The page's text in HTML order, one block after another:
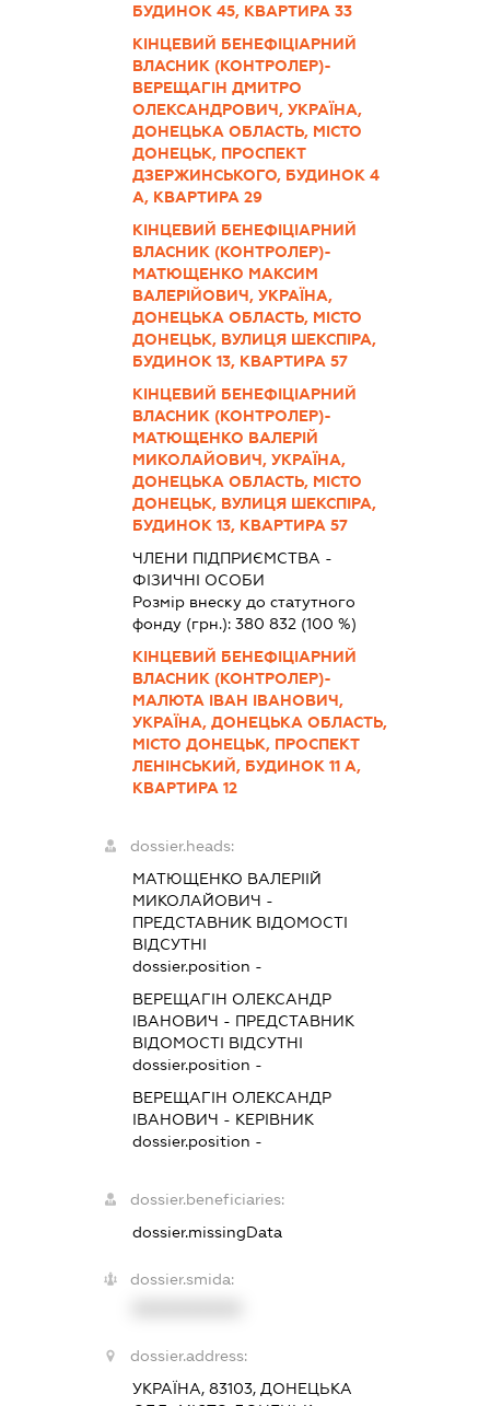
БУДИНОК 45, КВАРТИРА 33
КІНЦЕВИЙ БЕНЕФІЦІАРНИЙ
ВЛАСНИК (КОНТРОЛЕР)-
ВЕРЕЩАГІН ДМИТРО
ОЛЕКСАНДРОВИЧ, УКРАЇНА,
ДОНЕЦЬКА ОБЛАСТЬ, МІСТО
ДОНЕЦЬК, ПРОСПЕКТ
ДЗЕРЖИНСЬКОГО, БУДИНОК 4
А, КВАРТИРА 29
КІНЦЕВИЙ БЕНЕФІЦІАРНИЙ
ВЛАСНИК (КОНТРОЛЕР)-
МАТЮЩЕНКО МАКСИМ
ВАЛЕРІЙОВИЧ, УКРАЇНА,
ДОНЕЦЬКА ОБЛАСТЬ, МІСТО
ДОНЕЦЬК, ВУЛИЦЯ ШЕКСПІРА,
БУДИНОК 13, КВАРТИРА 57
КІНЦЕВИЙ БЕНЕФІЦІАРНИЙ
ВЛАСНИК (КОНТРОЛЕР)-
МАТЮЩЕНКО ВАЛЕРІЙ
МИКОЛАЙОВИЧ, УКРАЇНА,
ДОНЕЦЬКА ОБЛАСТЬ, МІСТО
ДОНЕЦЬК, ВУЛИЦЯ ШЕКСПІРА,
БУДИНОК 13, КВАРТИРА 57
ЧЛЕНИ ПІДПРИЄМСТВА -
ФІЗИЧНІ ОСОБИ
Розмір внеску до статутного
фонду (грн.):380 832 (100 %)
КІНЦЕВИЙ БЕНЕФІЦІАРНИЙ
ВЛАСНИК (КОНТРОЛЕР)-
МАЛЮТА ІВАН ІВАНОВИЧ,
УКРАЇНА, ДОНЕЦЬКА ОБЛАСТЬ,
МІСТО ДОНЕЦЬК, ПРОСПЕКТ
ЛЕНІНСЬКИЙ, БУДИНОК 11 А,
КВАРТИРА 12
dossier.heads:
МАТЮЩЕНКО ВАЛЕРІІЙ
МИКОЛАЙОВИЧ -
ПРЕДСТАВНИК ВІДОМОСТІ
ВІДСУТНІ
dossier.position -
ВЕРЕЩАГІН ОЛЕКСАНДР
ІВАНОВИЧ - ПРЕДСТАВНИК
ВІДОМОСТІ ВІДСУТНІ
dossier.position -
ВЕРЕЩАГІН ОЛЕКСАНДР
ІВАНОВИЧ - КЕРІВНИК
dossier.position -
dossier.beneficiaries:
dossier.missingData
dossier.smida:
dossier.address:
УКРАЇНА, 83103, ДОНЕЦЬКА